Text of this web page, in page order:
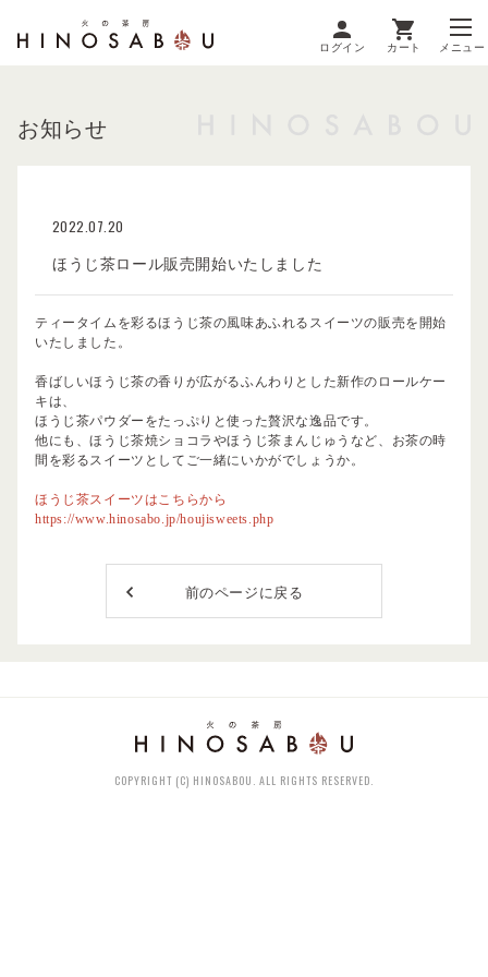
ログイン カート メニュー
お知らせ
2022.07.20
ほうじ茶ロール販売開始いたしました
ティータイムを彩るほうじ茶の風味あふれるスイーツの販売を開始
いたしました。
香ばしいほうじ茶の香りが広がるふんわりとした新作のロールケー
キは、
ほうじ茶パウダーをたっぷりと使った贅沢な逸品です。
他にも、ほうじ茶焼ショコラやほうじ茶まんじゅうなど、お茶の時
間を彩るスイーツとしてご一緒にいかがでしょうか。
ほうじ茶スイーツはこちらから
https://www.hinosabo.jp/houjisweets.php
前のページに戻る
COPYRIGHT (C) HINOSABOU. ALL RIGHTS RESERVED.